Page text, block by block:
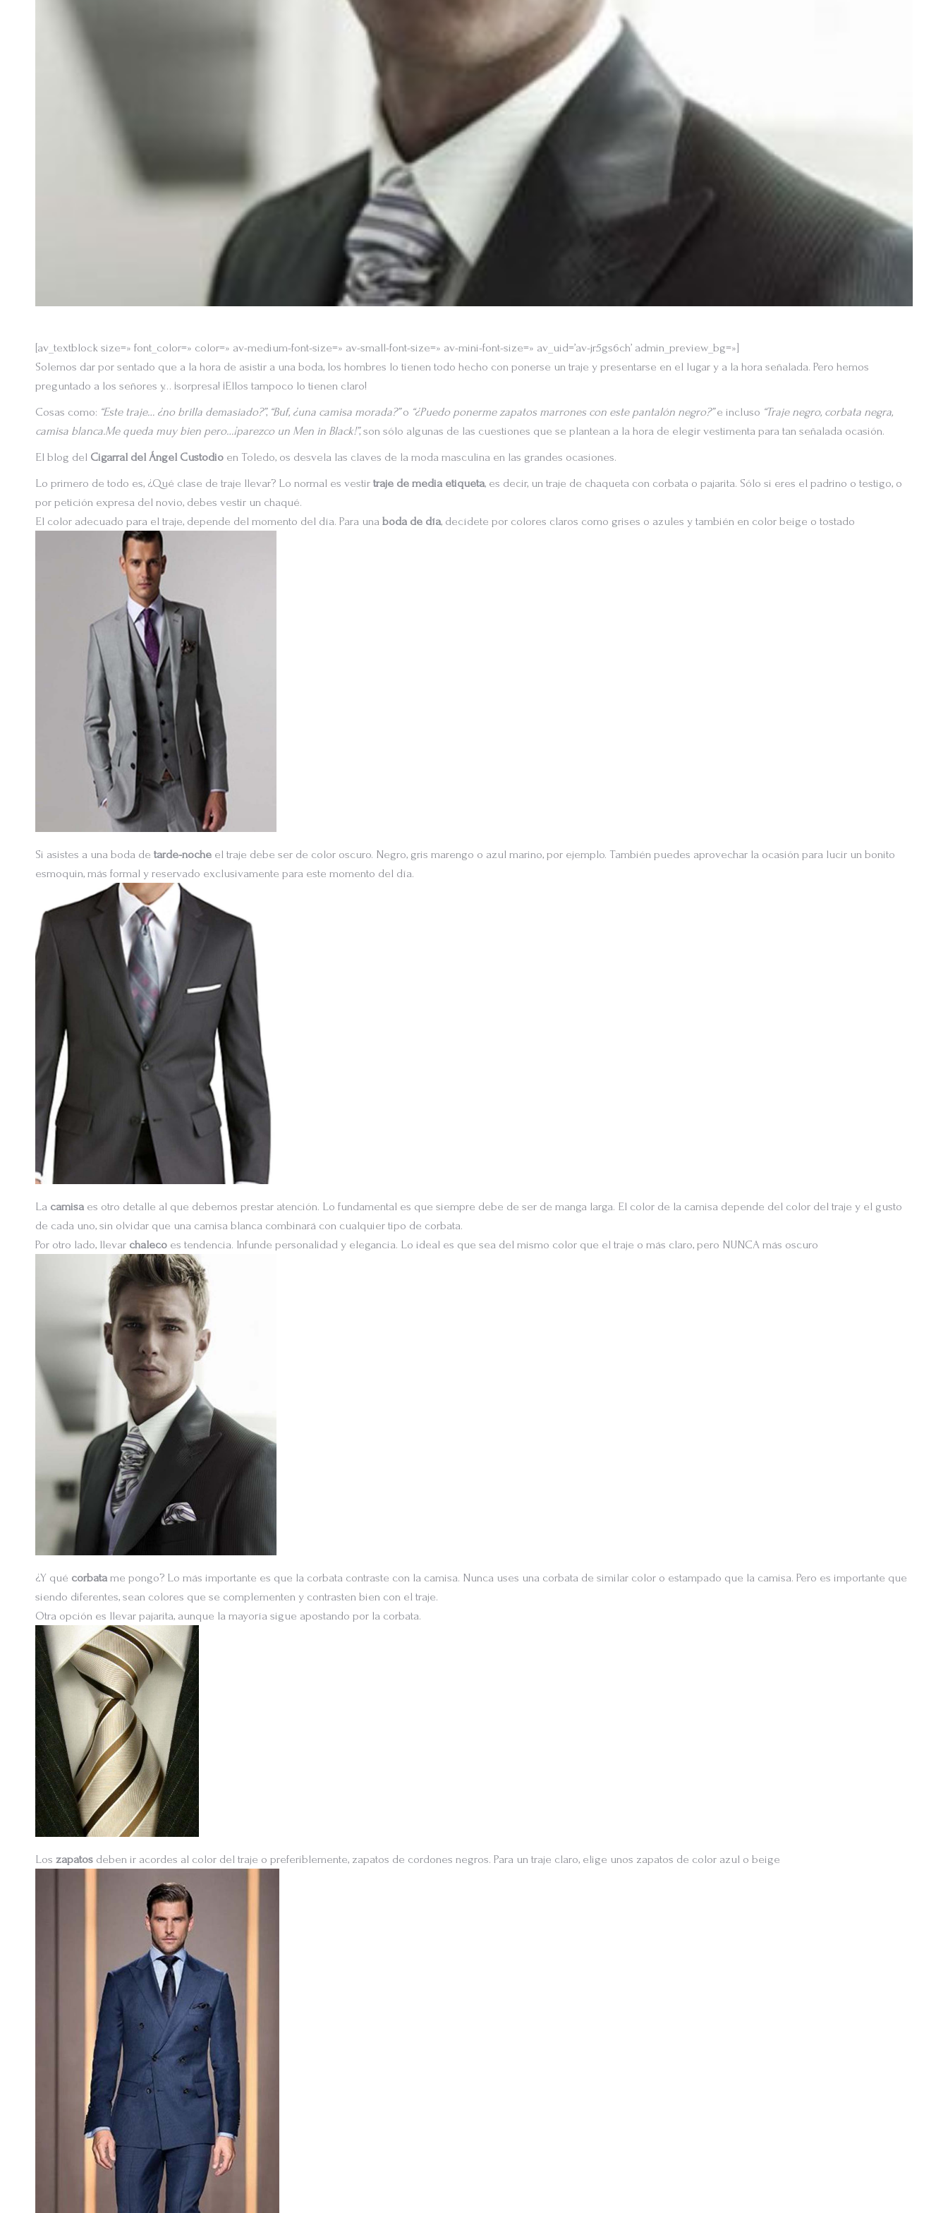
[av_textblock size=» font_color=» color=» av-medium-font-size=» av-small-font-size=» av-mini-font-size=» av_uid=’av-jr5gs6ch’ admin_preview_bg=»]
Solemos dar por sentado que a la hora de asistir a una boda, los hombres lo tienen todo hecho con ponerse un traje y presentarse en el lugar y a la hora señalada. Pero hemos
preguntado a los señores y… ¡sorpresa! ¡Ellos tampoco lo tienen claro!
Cosas como: “Este traje… ¿no brilla demasiado?”, “Buf, ¿una camisa morada?”o “¿Puedo ponerme zapatos marrones con este pantalón negro?”e incluso “Traje negro, corbata negra,
camisa blanca.Me queda muy bien pero…¡parezco un Men in Black!”, son sólo algunas de las cuestiones que se plantean a la hora de elegir vestimenta para tan señalada ocasión.
El blog del Cigarral del Ángel Custodio en Toledo, os desvela las claves de la moda masculina en las grandes ocasiones.
Lo primero de todo es, ¿Qué clase de traje llevar? Lo normal es vestir traje de media etiqueta, es decir, un traje de chaqueta con corbata o pajarita. Sólo si eres el padrino o testigo, o
por petición expresa del novio, debes vestir un chaqué.
El color adecuado para el traje, depende del momento del día. Para una boda de día, decídete por colores claros como grises o azules y también en color beige o tostado
Si asistes a una boda de tarde-noche el traje debe ser de color oscuro. Negro, gris marengo o azul marino, por ejemplo. También puedes aprovechar la ocasión para lucir un bonito
esmoquin, más formal y reservado exclusivamente para este momento del día.
La camisa es otro detalle al que debemos prestar atención. Lo fundamental es que siempre debe de ser de manga larga. El color de la camisa depende del color del traje y el gusto
de cada uno, sin olvidar que una camisa blanca combinará con cualquier tipo de corbata.
Por otro lado, llevar chaleco es tendencia. Infunde personalidad y elegancia. Lo ideal es que sea del mismo color que el traje o más claro, pero NUNCA más oscuro
¿Y qué corbata me pongo? Lo más importante es que la corbata contraste con la camisa. Nunca uses una corbata de similar color o estampado que la camisa. Pero es importante que
siendo diferentes, sean colores que se complementen y contrasten bien con el traje.
Otra opción es llevar pajarita, aunque la mayoría sigue apostando por la corbata.
Los zapatos deben ir acordes al color del traje o preferiblemente, zapatos de cordones negros. Para un traje claro, elige unos zapatos de color azul o beige